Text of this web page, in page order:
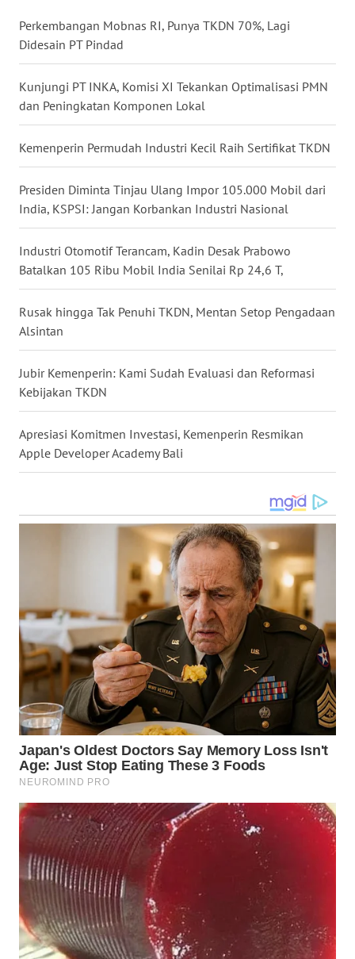
Perkembangan Mobnas RI, Punya TKDN 70%, Lagi
Didesain PT Pindad
Kunjungi PT INKA, Komisi XI Tekankan Optimalisasi PMN
dan Peningkatan Komponen Lokal
Kemenperin Permudah Industri Kecil Raih Sertifikat TKDN
Presiden Diminta Tinjau Ulang Impor 105.000 Mobil dari
India, KSPSI: Jangan Korbankan Industri Nasional
Industri Otomotif Terancam, Kadin Desak Prabowo
Batalkan 105 Ribu Mobil India Senilai Rp 24,6 T,
Rusak hingga Tak Penuhi TKDN, Mentan Setop Pengadaan
Alsintan
Jubir Kemenperin: Kami Sudah Evaluasi dan Reformasi
Kebijakan TKDN
Apresiasi Komitmen Investasi, Kemenperin Resmikan
Apple Developer Academy Bali
LANGKAT
WN
TAPANULI
LESUNG
WN
KARO
WN
SIMALUNGUN
WN
LABUHANBATU
WN
TAPANULI
WN DELI
SERDANG
TEBING
WN
KARAWANG
WN
BEKASI
WN
BOGOR
WN
WN
TAPANULI
UTARA
WN